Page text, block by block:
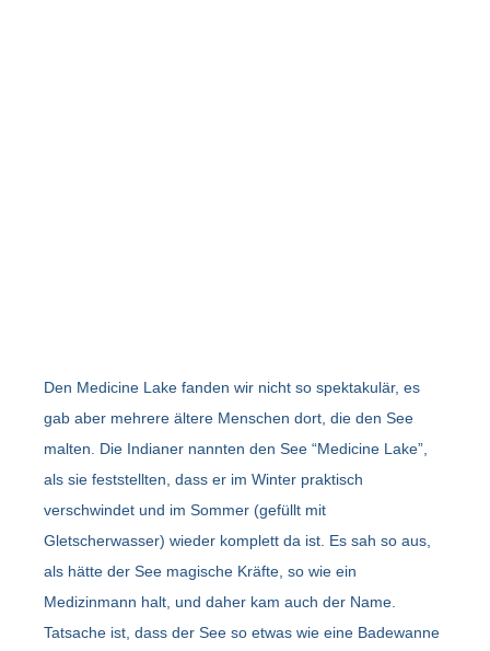
Den Medicine Lake fanden wir nicht so spektakulär, es
gab aber mehrere ältere Menschen dort, die den See
malten. Die Indianer nannten den See “Medicine Lake”,
als sie feststellten, dass er im Winter praktisch
verschwindet und im Sommer (gefüllt mit
Gletscherwasser) wieder komplett da ist. Es sah so aus,
als hätte der See magische Kräfte, so wie ein
Medizinmann halt, und daher kam auch der Name.
Tatsache ist, dass der See so etwas wie eine Badewanne